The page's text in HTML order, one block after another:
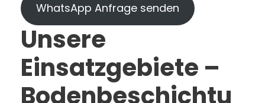
WhatsApp Anfrage senden
Unsere
Einsatzgebiete –
Bodenbeschichtu